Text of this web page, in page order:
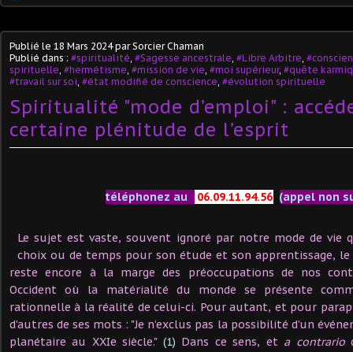
Publié le 18 Mars 2024par Sorcier Chaman
Publié dans : #spiritualité #Sagesse ancestrale #Libre Arbitre
spirituelle #hermétisme #mission de vie #moi supérieur, #quête
#travail sur soi #état modifié de conscience #évolution spirituelle
Spiritualité "mode d’emploi" :
certaine plénitude de l’esprit
téléphonez au 06.09.11.94.56 (appel non
Le sujet est vaste, souvent ignoré par notre mode de vie
choix ou de temps pour son étude et son apprentissage,
reste encore à la marge des préoccupations de nos
Occident où la matérialité du monde se présente
rationnelle à la réalité de celui-ci. Pour autant, et pour
d’autres de ses mots : "Je n’exclus pas la possibilité d’un
planétaire au XXIe siècle." (1) Dans ce sens, et a contrario